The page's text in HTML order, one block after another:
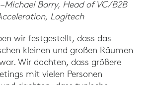
Michael Barry, Head of VC/B2B
Logitech
wir festgestellt, dass das
kleinen und großen Räumen
Wir dachten, dass größere
mit vielen Personen